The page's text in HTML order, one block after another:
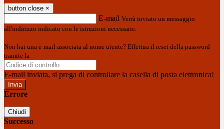
button close ×
E-mail Verrà inviato un messaggio
all'indirizzo indicato con le istruzioni necessarie.
Non hai una e-mail associata al nome utente? Effettua il reset della password
tramite la
E-mail inviata, si prega di controllare la casella di posta elettronica!
Errore
Chiudi
Successo